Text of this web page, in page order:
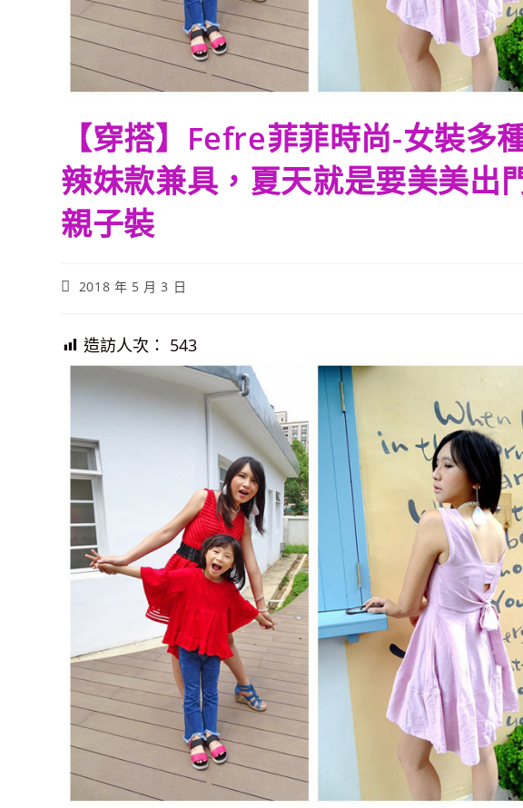
【穿搭】Fefre菲菲時尚-女裝多
辣妹款兼具，夏天就是要美美出
親子裝
Post2018 年 5 月 3 日
造訪人次： 543